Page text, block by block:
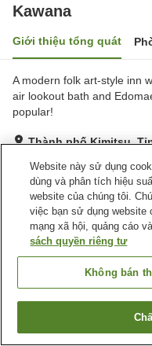
Kawana
Giới thiệu tổng quát
A modern folk art-style inn
air lookout bath and
popular!
Thành phố Kimitsu,
Tuyệt vời Đánh
Tiện nghi chỗ nghỉ
Minamiboso Sanbi no Yado
Website này sử dụng
dùng và phân tích hiệu
website của chúng tôi.
việc bạn sử dụng website
mạng xã hội, quảng cáo
sách quyền riêng tư
Không bán